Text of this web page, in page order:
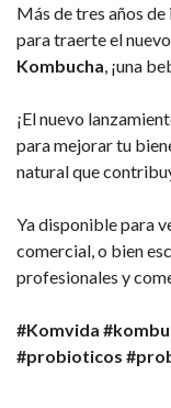
Más de tres años
para traerte el
Kombucha, ¡una
¡El nuevo
para mejorar tu
natural que
Ya disponible para
comercial, o bien
profesionales y
#Komvida
#probioticos